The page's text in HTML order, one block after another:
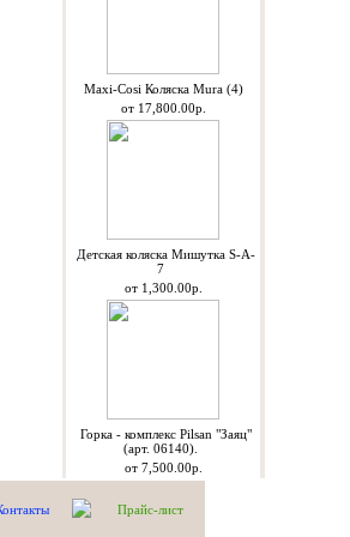
Maxi-Cosi Коляска Mura (4)
от 17,800.00р.
Детская коляска Мишутка S-A-
7
от 1,300.00р.
Горка - комплекс Pilsan "Заяц"
(арт. 06140).
от 7,500.00р.
Прайс-лист